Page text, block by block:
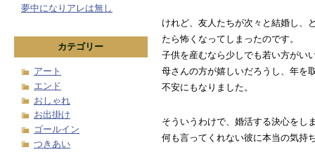
けれど、友人たちが次々と結婚し、
たら怖くなってしまったのです。
子供を産むなら少しでも若い方がい
母さんの方が嬉しいだろうし、年を
不安にもなりました。
そういうわけで、婚活する決心をし
何も言ってくれない彼に本当の気持
夢中になりアレは無し
カテゴリー
アート
エンド
おしゃれ
お出掛け
ゴールイン
つきあい